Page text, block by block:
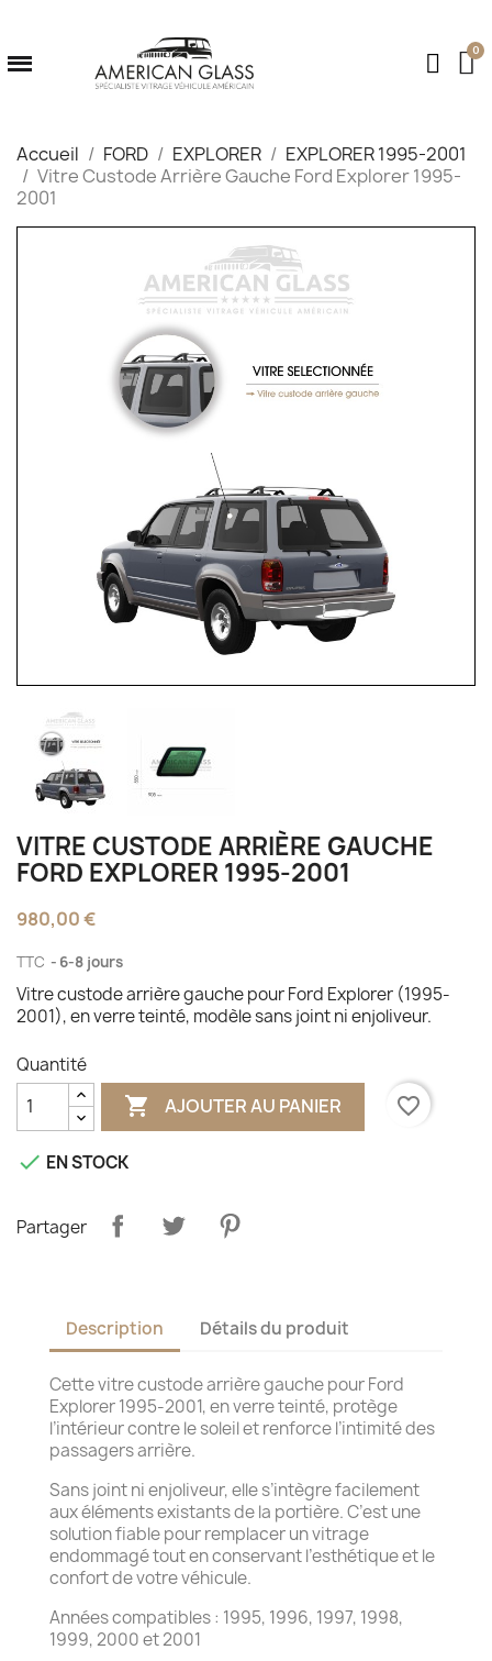
Accueil FORD EXPLORER
EXPLORER 1995-2001
Vitre Custode Arrière Gauche Ford Explorer 1995-
2001
VITRE CUSTODE ARRIÈRE GAUCHE
FORD EXPLORER 1995-2001
980,00 €
TTC 6-8 jours
Vitre custode arrière gauche pour Ford Explorer (1995-
2001), en verre teinté, modèle sans joint ni enjoliveur.
Quantité
 AJOUTER AU PANIER favorite_border
 EN STOCK
Partager
Description Détails du produit
Cette vitre custode arrière gauche pour Ford
Explorer 1995-2001, en verre teinté, protège
l’intérieur contre le soleil et renforce l’intimité des
passagers arrière.
Sans joint ni enjoliveur, elle s’intègre facilement
aux éléments existants de la portière. C’est une
solution fiable pour remplacer un vitrage
endommagé tout en conservant l’esthétique et le
confort de votre véhicule.
Années compatibles : 1995, 1996, 1997, 1998,
1999, 2000 et 2001